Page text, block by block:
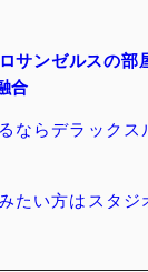
ンゼルスの部
合
ならデラックス
たい方はスタジ